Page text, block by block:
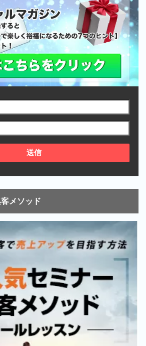
メソッド